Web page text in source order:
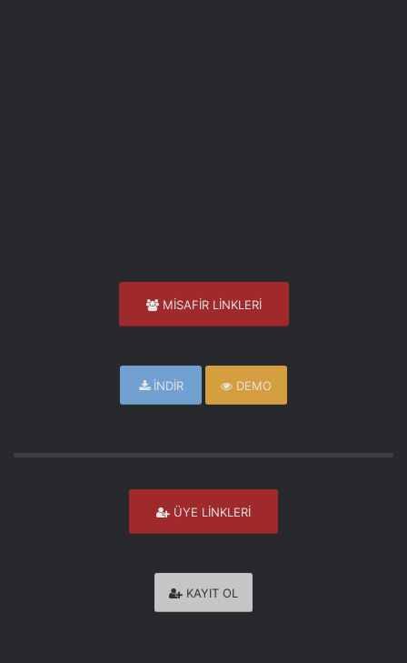
MİSAFİR LİNKLERİ
İNDİR DEMO
ÜYE LİNKLERİ
KAYIT OL